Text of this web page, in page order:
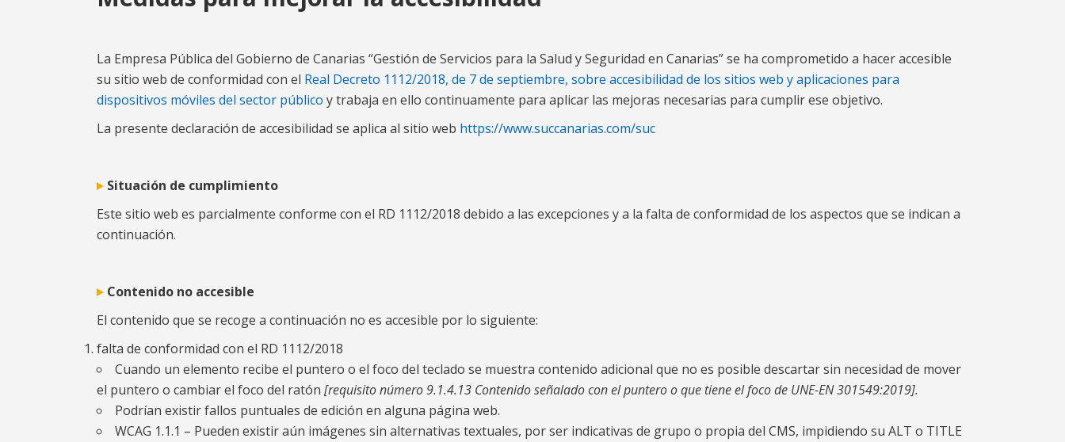
La Empresa Pública del Gobierno de Canarias “Gestión de Servicios para la Salud y Seguridad en Canarias” se ha comprometido a hacer accesible
su sitio web de conformidad con el Real Decreto 1112/2018, de 7 de septiembre, sobre accesibilidad de los sitios web y aplicaciones para
dispositivos móviles del sector público y trabaja en ello continuamente para aplicar las mejoras necesarias para cumplir ese objetivo.
La presente declaración de accesibilidad se aplica al sitio web https://www.succanarias.com/suc
Situación de cumplimiento
Este sitio web es parcialmente conforme con el RD 1112/2018 debido a las excepciones y a la falta de conformidad de los aspectos que se indican a
continuación.
Contenido no accesible
El contenido que se recoge a continuación no es accesible por lo siguiente:
falta de conformidad con el RD 1112/2018
Cuando un elemento recibe el puntero o el foco del teclado se muestra contenido adicional que no es posible descartar sin necesidad de mover
el puntero o cambiar el foco del ratón [requisito número 9.1.4.13 Contenido señalado con el puntero o que tiene el foco de UNE-EN 301549:2019].
Podrían existir fallos puntuales de edición en alguna página web.
WCAG 1.1.1 – Pueden existir aún imágenes sin alternativas textuales, por ser indicativas de grupo o propia del CMS, impidiendo su ALT o TITLE